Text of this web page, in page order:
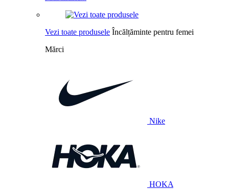
Vezi toate produsele Încălțăminte pentru femei
Mărci
Nike
HOKA